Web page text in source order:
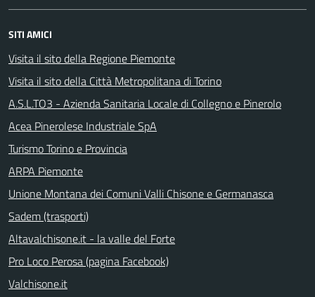
SITI AMICI
Visita il sito della Regione Piemonte
Visita il sito della Città Metropolitana di Torino
A.S.L.TO3 - Azienda Sanitaria Locale di Collegno e Pinerolo
Acea Pinerolese Industriale SpA
Turismo Torino e Provincia
ARPA Piemonte
Unione Montana dei Comuni Valli Chisone e Germanasca
Sadem (trasporti)
Altavalchisone.it - la valle del Forte
Pro Loco Perosa (pagina Facebook)
Valchisone.it